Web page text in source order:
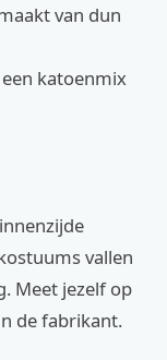
van dun
katoenmix
vallen
Meet jezelf op
de fabrikant.